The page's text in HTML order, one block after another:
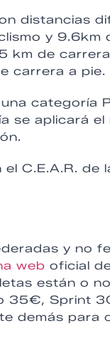
distancias
y
km de
carrera a pie.
categoría
se aplicará
C.E.A.R.
y no
web oficial
están o
35€, Sprint
demás para